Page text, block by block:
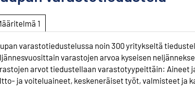
Määritelmä 1
varastotiedustelussa noin 300 yritykseltä
varastojen arvoa kyseisen
arvot tiedustellaan varastotyypeittäin: Aineet
ja voiteluaineet, keskeneräiset työt, valmisteet ja